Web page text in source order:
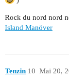
Rock du nord nord
Island Manöver
Tenzin Mai 20,
10